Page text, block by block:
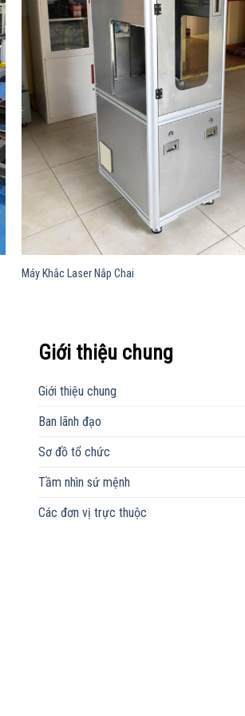
Máy Khắc Laser Nắp Chai
Giới thiệu chung
Giới thiệu chung
Ban lãnh đạo
Sơ đồ tổ chức
Tầm nhìn sứ mệnh
Các đơn vị trực thuộc